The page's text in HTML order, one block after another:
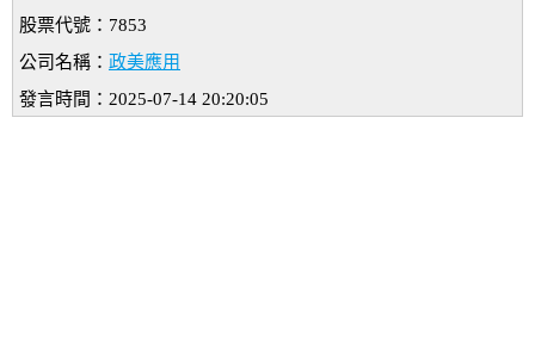
股票代號：7853
公司名稱： 政美應用
發言時間：2025-07-14 20:20:05